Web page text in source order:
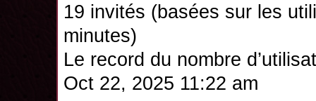
19 invités (basées sur les
minutes)
Le record du nombre
Oct 22, 2025 11:22 am